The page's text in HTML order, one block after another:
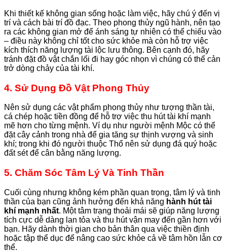
Khi thiết kế không gian sống hoặc làm việc, hãy chú ý đến vị
trí và cách bài trí đồ đạc. Theo phong thủy ngũ hành, nên tạo
ra các không gian mở để ánh sáng tự nhiên có thể chiếu vào
– điều này không chỉ tốt cho sức khỏe mà còn hỗ trợ việc
kích thích năng lượng tài lộc lưu thông. Bên cạnh đó, hãy
tránh đặt đồ vật chắn lối đi hay góc nhọn vì chúng có thể cản
trở dòng chảy của tài khí.
4. Sử Dụng Đồ Vật Phong Thủy
Nên sử dụng các vật phẩm phong thủy như tượng thần tài,
cá chép hoặc tiền đồng để hỗ trợ việc thu hút tài khí mạnh
mẽ hơn cho từng mệnh. Ví dụ như người mệnh Mộc có thể
đặt cây cảnh trong nhà để gia tăng sự thịnh vượng và sinh
khí; trong khi đó người thuộc Thổ nên sử dụng đá quý hoặc
đất sét để cân bằng năng lượng.
5. Chăm Sóc Tâm Lý Và Tinh Thần
Cuối cùng nhưng không kém phần quan trọng, tâm lý và tinh
thần của bạn cũng ảnh hưởng đến khả năng hành hút tài
khí mạnh nhất. Một tâm trạng thoải mái sẽ giúp năng lượng
tích cực dễ dàng lan tỏa và thu hút vận may đến gần hơn với
bạn. Hãy dành thời gian cho bản thân qua việc thiền định
hoặc tập thể dục để nâng cao sức khỏe cả về tâm hồn lẫn cơ
thể.